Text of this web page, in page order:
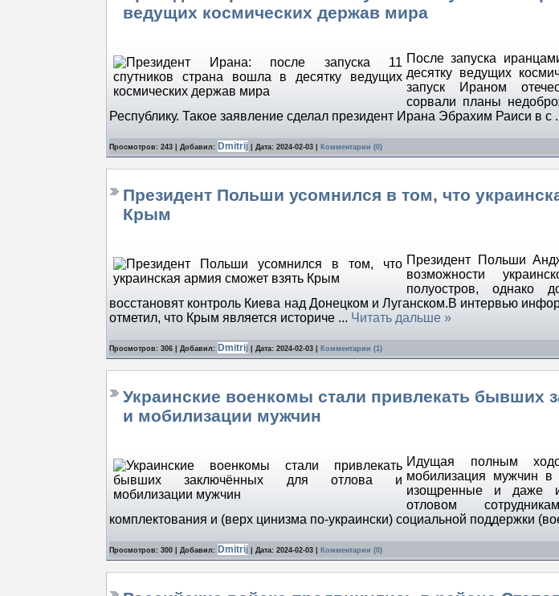
ведущих космических держав мира
После запуска
десятку ведущих
запуск Ираном
сорвали планы
Республику. Такое заявление сделал президент Ирана Эбрахим Раиси в с
Просмотров: 243 | Добавил: Dmitrij | Дата: 2024-02-03 Комментарии (0)
Президент Польши усомнился в том, что
Крым
Президент Польши
возможности
полуостров, однако
восстановят контроль Киева над Донецком и Луганском.В интервью
отметил, что Крым является историче ... Читать дальше »
Просмотров: 306 | Добавил: Dmitrij | Дата: 2024-02-03 Комментарии (1)
Украинские военкомы стали привлекать бывших
и мобилизации мужчин
Идущая полным
мобилизация мужчин
изощренные и даже
отловом
комплектования и (верх цинизма по-украински) социальной поддержки
Просмотров: 300 | Добавил: Dmitrij | Дата: 2024-02-03 Комментарии (0)